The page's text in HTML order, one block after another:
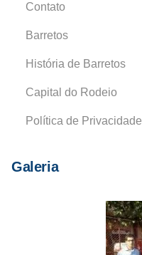
Contato
Barretos
História de Barretos
Capital do Rodeio
Política de Privacidade
Galeria